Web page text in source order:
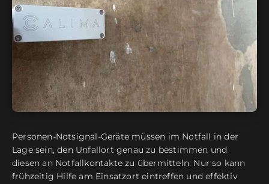
Personen-Notsignal-Geräte müssen im Notfall in der
Lage sein, den Unfallort genau zu bestimmen und
diesen an Notfallkontakte zu übermitteln. Nur so kann
frühzeitig Hilfe am Einsatzort eintreffen und effektiv